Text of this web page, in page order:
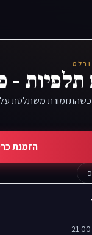
תלפיות
כשהתזמורת משתלטת
הזמנת